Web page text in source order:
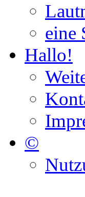
eine
Hallo!
©